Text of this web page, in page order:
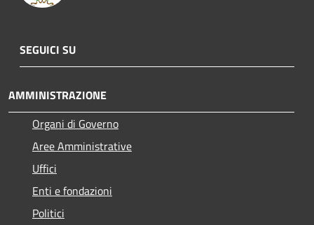
SEGUICI SU
AMMINISTRAZIONE
Organi di Governo
Aree Amministrative
Uffici
Enti e fondazioni
Politici